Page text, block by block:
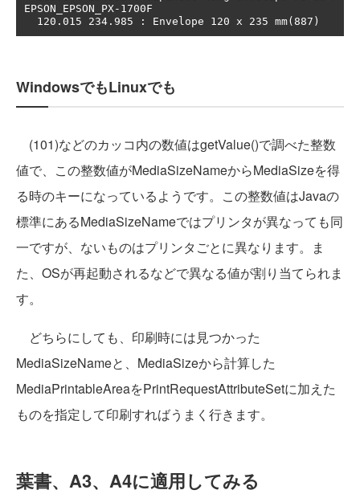
EPSON_EPSON_PX-1700F
WindowsでもLinuxでも
(101)などのカッコ内の数値はgetValue()で調べた整数
値で、この整数値がMediaSizeNameからMediaSizeを得
る時のキーになっているようです。この整数値はJavaの
標準にあるMediaSizeNameではプリンタが異なっても同
一ですが、ないものはプリンタごとに異なります。ま
た、OSが再起動されるなどで異なる値が割り当てられま
す。
どちらにしても、印刷時には見つかった
MediaSizeNameと、MediaSizeから計算した
MediaPrintableAreaをPrintRequestAttributeSetに加えた
ものを指定して印刷すればうまく行きます。
葉書、A3、A4に適用してみる